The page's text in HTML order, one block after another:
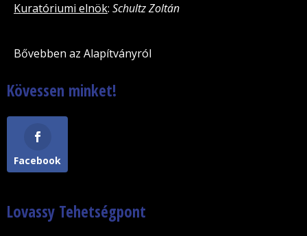
Kuratóriumi elnök: Schultz Zoltán
Bővebben az Alapítványról
Kövessen minket!
Facebook
Lovassy Tehetségpont